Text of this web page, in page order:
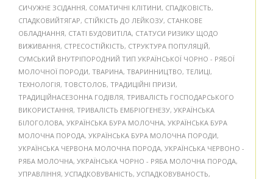
СИЧУЖНЕ ЗСІДАННЯ, СОМАТИЧНІ КЛІТИНИ, СПАДКОВІСТЬ,
СПАДКОВИЙТЯГАР, СТІЙКІСТЬ ДО ЛЕЙКОЗУ, СТАНКОВЕ
ОБЛАДНАННЯ, СТАТІ БУДОВИТІЛА, СТАТУСИ РИЗИКУ ЩОДО
ВИЖИВАННЯ, СТРЕСОСТІЙКІСТЬ, СТРУКТУРА ПОПУЛЯЦІЙ,
СУМСЬКИЙ ВНУТРІПОРОДНИЙ ТИП УКРАЇНСЬКОЇ ЧОРНО - РЯБОЇ
МОЛОЧНОЇ ПОРОДИ, ТВАРИНА, ТВАРИННИЦТВО, ТЕЛИЦІ,
ТЕХНОЛОГІЯ, ТОВСТОЛОБ, ТРАДИЦІЙНІ ПРИЗИ,
ТРАДИЦІЙНАСЕЗОННА ГОДІВЛЯ, ТРИВАЛІСТЬ ГОСПОДАРСЬКОГО
ВИКОРИСТАННЯ, ТРИВАЛІСТЬ ЕМБРІОГЕНЕЗУ, УКРАЇНСЬКА
БІЛОГОЛОВА, УКРАЇНСЬКА БУРА МОЛОЧНА, УКРАЇНСЬКА БУРА
МОЛОЧНА ПОРОДА, УКРАЇНСЬКА БУРА МОЛОЧНА ПОРОДИ,
УКРАЇНСЬКА ЧЕРВОНА МОЛОЧНА ПОРОДА, УКРАЇНСЬКА ЧЕРВОНО -
РЯБА МОЛОЧНА, УКРАЇНСЬКА ЧОРНО - РЯБА МОЛОЧНА ПОРОДА,
УПРАВЛІННЯ, УСПАДКОВУВАНІСТЬ, УСПАДКОВУВАНОСТЬ,